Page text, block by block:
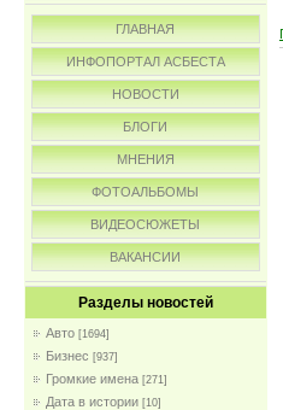
ГЛАВНАЯ
ИНФОПОРТАЛ АСБЕСТА
НОВОСТИ
БЛОГИ
МНЕНИЯ
ФОТОАЛЬБОМЫ
ВИДЕОСЮЖЕТЫ
ВАКАНСИИ
Разделы новостей
Авто [1694]
Бизнес [937]
Громкие имена [271]
Дата в истории [10]